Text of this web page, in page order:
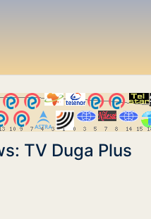
TV Duga Plus